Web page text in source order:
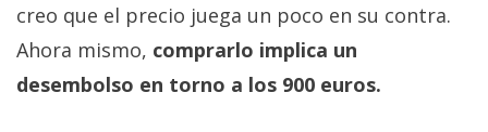
creo que el precio juega un poco en su contra.
Ahora mismo, comprarlo implica un
desembolso en torno a los 900 euros.